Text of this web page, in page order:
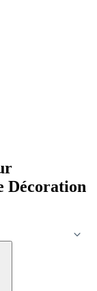
Décoration